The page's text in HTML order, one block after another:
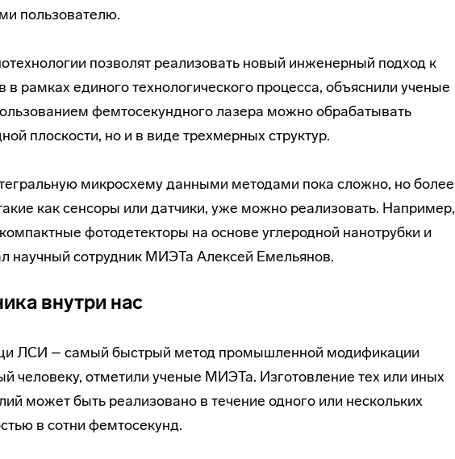
пользователю.
позволят реализовать новый инженерный подход к
рамках единого технологического процесса, объяснили ученые
фемтосекундного лазера можно обрабатывать
плоскости, но и в виде трехмерных структур.
микросхему данными методами пока сложно, но более
как сенсоры или датчики, уже можно реализовать. Например,
фотодетекторы на основе углеродной нанотрубки и
научный сотрудник МИЭТа Алексей Емельянов.
внутри нас
ЛСИ – самый быстрый метод промышленной модификации
человеку, отметили ученые МИЭТа. Изготовление тех или иных
может быть реализовано в течение одного или нескольких
в сотни фемтосекунд.